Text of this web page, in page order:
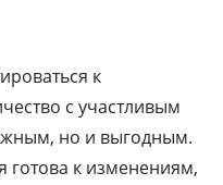
к
с участливым
но и выгодным.
готова к изменениям,